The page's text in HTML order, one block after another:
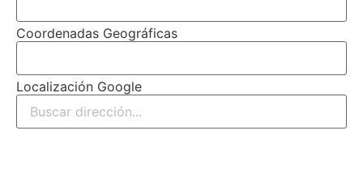
Coordenadas Geográficas
Localización Google